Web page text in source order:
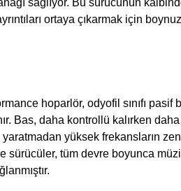
sağlıyor. Bu sürücünün
ortaya çıkarmak için
hoparlör, odyofil sınıfı
Bas, daha kontrollü kalırken
yüksek frekansların
tüm devre boyunca